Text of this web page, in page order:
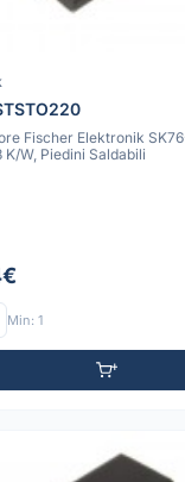
Fischer Elektronik
W, Piedini Saldabili
Min: 1